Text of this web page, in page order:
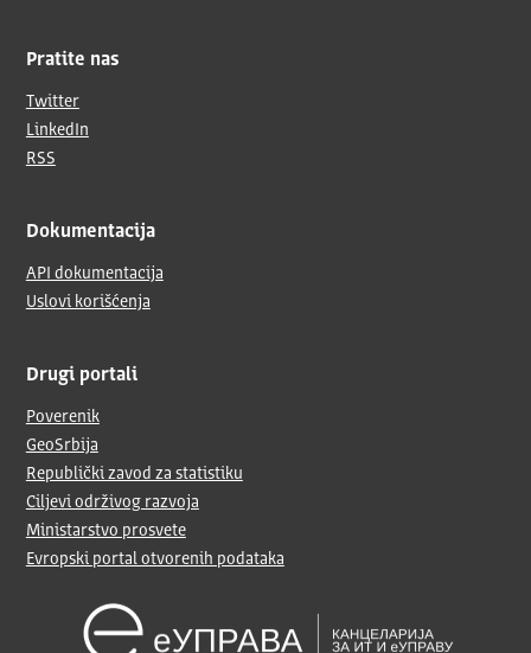
Pratite nas
Twitter
LinkedIn
RSS
Dokumentacija
API dokumentacija
Uslovi korišćenja
Drugi portali
Poverenik
GeoSrbija
Republički zavod za statistiku
Ciljevi održivog razvoja
Ministarstvo prosvete
Evropski portal otvorenih podataka